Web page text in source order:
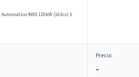
Automatico 4WD 120kW (163cv) S
Precio
–